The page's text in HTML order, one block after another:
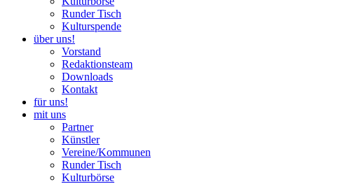
Runder Tisch
Kulturspende
über uns!
Vorstand
Redaktionsteam
Downloads
Kontakt
für uns!
mit uns
Partner
Künstler
Vereine/Kommunen
Runder Tisch
Kulturbörse